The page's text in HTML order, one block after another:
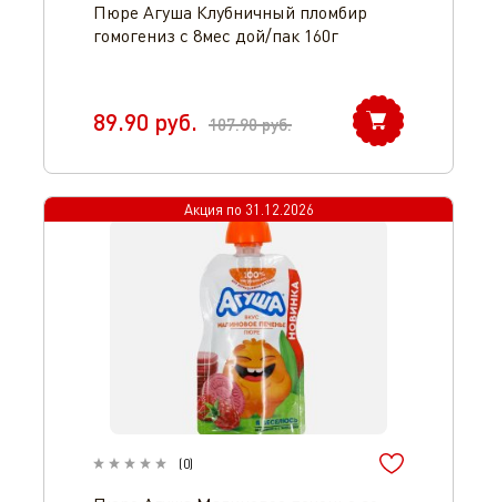
Пюре Агуша Клубничный пломбир
гомогениз с 8мес дой/пак 160г
89.90 руб. 107.90руб.
Акция по 31.12.2026
(0)